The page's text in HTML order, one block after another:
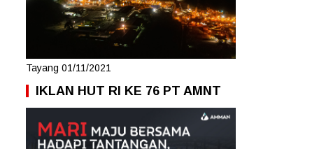
Tayang 01/11/2021
IKLAN HUT RI KE 76 PT AMNT